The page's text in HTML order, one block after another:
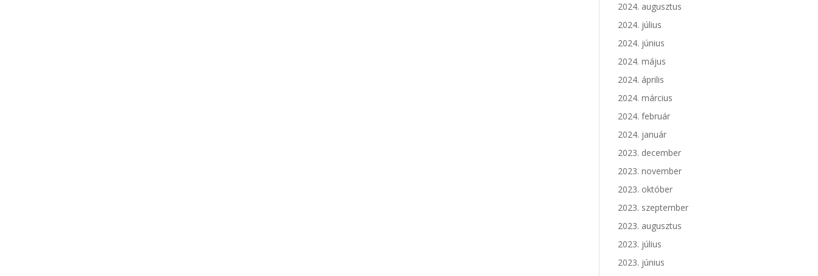
2024. augusztus
2024. július
2024. június
2024. május
2024. április
2024. március
2024. február
2024. január
2023. december
2023. november
2023. október
2023. szeptember
2023. augusztus
2023. július
2023. június